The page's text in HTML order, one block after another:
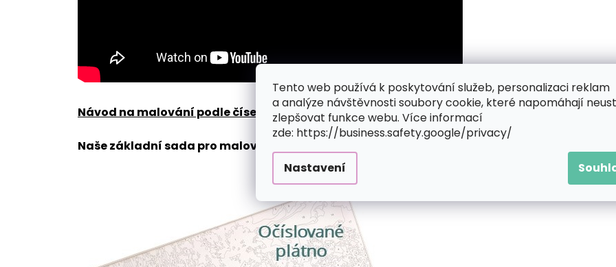
Tento web používá k poskytování služeb, personalizaci reklam
a analýze návštěvnosti soubory cookie, které napomáhají
zlepšovat funkce webu. Více informací
zde: https://business.safety.google/privacy/
Nastavení
Návod na malování podle čísel zde.
Naše základní sada pro malování podle čísel obsahuje: